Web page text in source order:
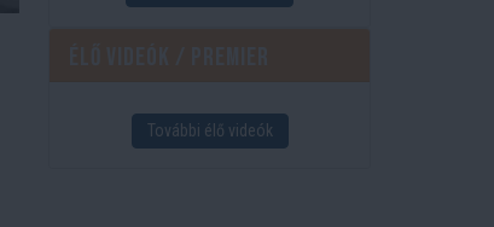
További élő videók